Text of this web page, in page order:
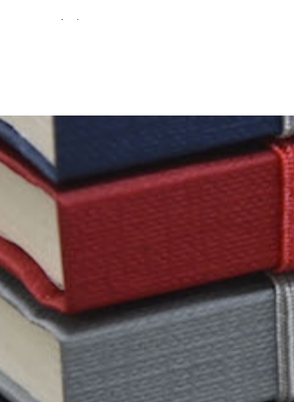
auprès de ceux qui comptent (mais aussi ceux que